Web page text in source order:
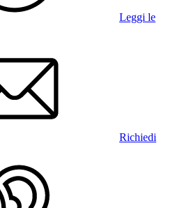
Leggi le
Richiedi